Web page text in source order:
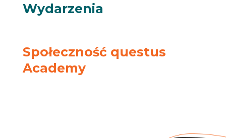
Wydarzenia
Społeczność questus
Academy